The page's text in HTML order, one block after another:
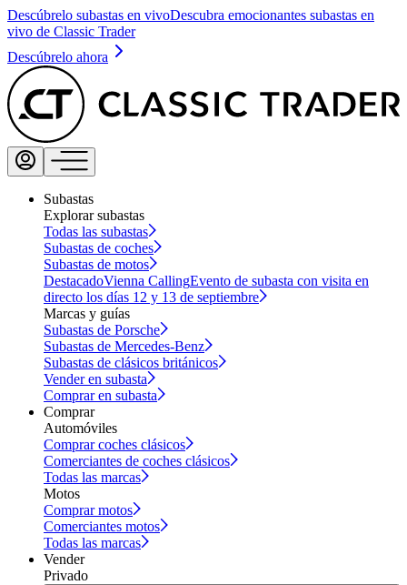
Descúbrelo subastas en vivoDescubra emocionantes subastas en
vivo de Classic Trader
Descúbrelo ahora
Subastas
Explorar subastas
Todas las subastas
Subastas de coches
Subastas de motos
DestacadoVienna CallingEvento de subasta con visita en
directo los días 12 y 13 de septiembre
Marcas y guías
Subastas de Porsche
Subastas de Mercedes-Benz
Subastas de clásicos británicos
Vender en subasta
Comprar en subasta
Comprar
Automóviles
Comprar coches clásicos
Comerciantes de coches clásicos
Todas las marcas
Motos
Comprar motos
Comerciantes motos
Todas las marcas
Vender
Privado